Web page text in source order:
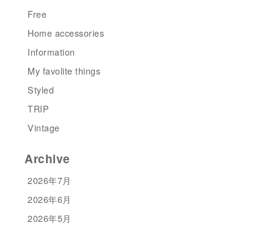
Free
Home accessories
Information
My favolite things
Styled
TRIP
Vintage
Archive
2026年7月
2026年6月
2026年5月